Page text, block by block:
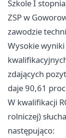
Szkole I
ZSP w
zawodzie
Wysokie
zdających
daje 90,61
W kwalifikacji
rolniczej)
następująco: